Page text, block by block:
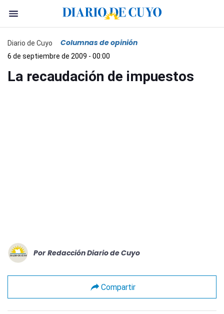
Diario de Cuyo Columnas de opinión
6 de septiembre de 2009 - 00:00
La recaudación de impuestos
Por Redacción Diario de Cuyo
Compartir